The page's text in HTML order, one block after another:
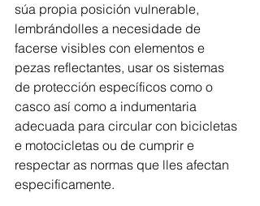
súa propia posición vulnerable,
lembrándolles a necesidade de
facerse visibles con elementos e
pezas reflectantes, usar os sistemas
de protección específicos como o
casco así como a indumentaria
adecuada para circular con bicicletas
e motocicletas ou de cumprir e
respectar as normas que lles afectan
especificamente.